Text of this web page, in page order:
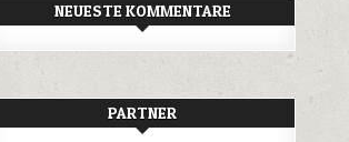
NEUESTE KOMMENTARE
PARTNER